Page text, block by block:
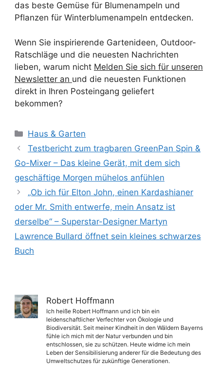
das beste Gemüse für Blumenampeln und
Pflanzen für Winterblumenampeln entdecken.
Wenn Sie inspirierende Gartenideen, Outdoor-
Ratschläge und die neuesten Nachrichten
lieben, warum nicht Melden Sie sich für unseren
Newsletter an und die neuesten Funktionen
direkt in Ihren Posteingang geliefert
bekommen?
Kategorien
Haus & Garten
Testbericht zum tragbaren GreenPan Spin &
Go-Mixer – Das kleine Gerät, mit dem sich
geschäftige Morgen mühelos anfühlen
„Ob ich für Elton John, einen Kardashianer
oder Mr. Smith entwerfe, mein Ansatz ist
derselbe“ – Superstar-Designer Martyn
Lawrence Bullard öffnet sein kleines schwarzes
Buch
Robert Hoffmann
Ich heiße Robert Hoffmann und ich bin ein
leidenschaftlicher Verfechter von Ökologie und
Biodiversität. Seit meiner Kindheit in den Wäldern Bayerns
fühle ich mich mit der Natur verbunden und bin
entschlossen, sie zu schützen. Heute widme ich mein
Leben der Sensibilisierung anderer für die Bedeutung des
Umweltschutzes für zukünftige Generationen.